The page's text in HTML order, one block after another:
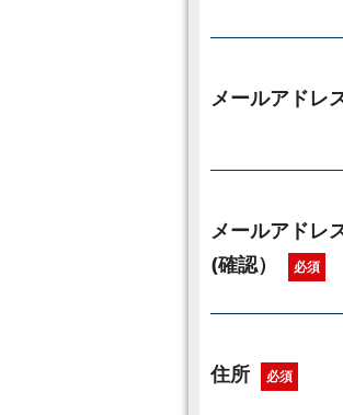
メールアドレ
メールアドレ
(確認）
必須
住所 必須